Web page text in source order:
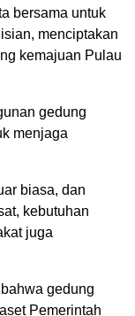
bersama untuk
menciptakan
kemajuan Pulau
gedung
menjaga
biasa, dan
kebutuhan
juga
gedung
Pemerintah